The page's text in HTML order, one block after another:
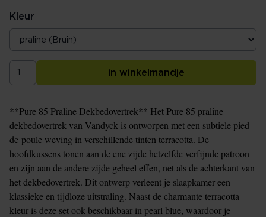
Kleur
in winkelmandje
**Pure 85 Praline Dekbedovertrek** Het Pure 85 praline
dekbedovertrek van Vandyck is ontworpen met een subtiele pied-
de-poule weving in verschillende tinten terracotta. De
hoofdkussens tonen aan de ene zijde hetzelfde verfijnde patroon
en zijn aan de andere zijde geheel effen, net als de achterkant van
het dekbedovertrek. Dit ontwerp verleent je slaapkamer een
klassieke en tijdloze uitstraling. Naast de charmante terracotta
kleur is deze set ook beschikbaar in pearl blue, waardoor je